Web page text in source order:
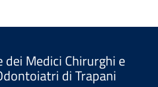
dei Medici Chirurghi e
di Trapani